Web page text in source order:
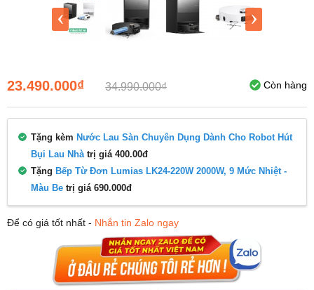
‹ ›
23.490.000₫ 34.990.000₫ Còn hàng
Tặng kèm Nước Lau Sàn Chuyên Dụng Dành Cho Robot Hút
Bụi Lau Nhà trị giá 400.00đ
Tặng Bếp Từ Đơn Lumias LK24-220W 2000W, 9 Mức Nhiệt -
Màu Be trị giá 690.000đ
Để có giá tốt nhất - Nhắn tin Zalo ngay